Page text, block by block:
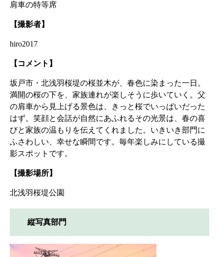
肩車の特等席
【撮影者】
hiro2017
【コメント】
坂戸市・北浅羽桜堤の桜並木が、春色に染まった一日。
満開の桜の下を、家族連れが楽しそうに歩いていく。父
の肩車から見上げる景色は、きっと桜でいっぱいだった
はず。笑顔と会話が自然にあふれるその光景は、春の喜
びと家族の温もりを伝えてくれました。いきいき部門に
ふさわしい、幸せな瞬間です。毎年楽しみにしている撮
影スポットです。
【撮影場所】
北浅羽桜堤公園
縦写真部門